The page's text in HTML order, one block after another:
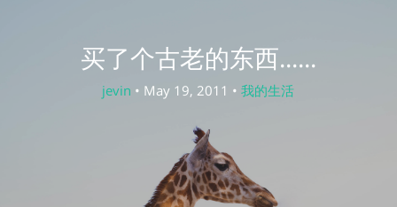
买了个古老的东西......
jevin • May 19, 2011 • 我的生活